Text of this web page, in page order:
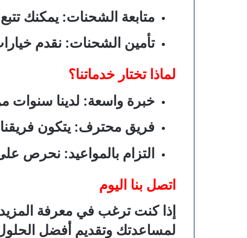
متابعة الشحنات: يمكنك
تأمين الشحنات: نقدم
لماذا تختار خدماتنا؟
خبرة واسعة: لدينا سنوات
فريق محترف: يتكون
التزام بالمواعيد: نحرص على
اتصل بنا اليوم
إذا كنت ترغب في معرفة
لمساعدتك وتقديم أفضل